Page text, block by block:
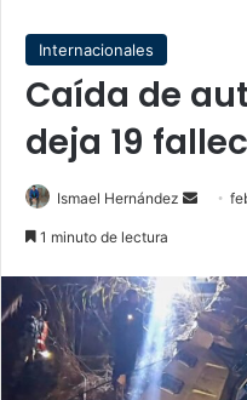
Internacionales
Caída de
deja 19
Ismael Hernández
Send
1 minuto de lectura